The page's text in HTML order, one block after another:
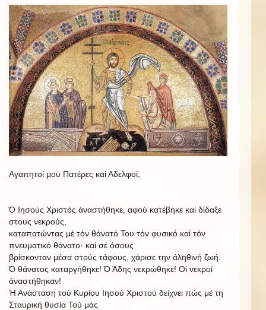
Αγαπητοί μου Πατέρες καί Αδελφοί,
Ό Ιησούς Χριστός άναστήθηκε, αφού κατέβηκε καί δίδαξε
στους νεκρούς,
καταπατώντας μέ τόν θάνατό Του τόν φυσικό καί τόν
πνευματικό θάνατο· καί σέ όσους
βρίσκονταν μέσα στούς τάφους, χάρισε την άληθινή ζωή.
Ό θάνατος καταργήθηκε! Ό Άδης νεκρώθηκε! Οί νεκροί
άναστήθηκαν!
Ή Ανάσταση τού Κυρίου Ιησού Χριστού δείχνει πώς μέ τη
Σταυρική θυσία Τού μάς